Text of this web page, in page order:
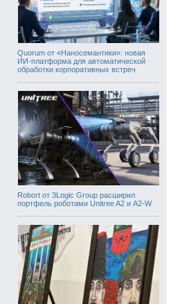
Quorum от «Наносемантики»: новая
ИИ-платформа для автоматической
обработки корпоративных встреч
Robort от 3Logic Group расширил
портфель роботами Unitree A2 и A2-W